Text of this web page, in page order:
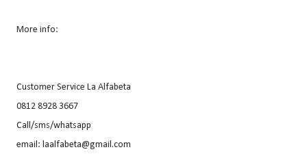
More info:
Customer Service La Alfabeta
0812 8928 3667
Call/sms/whatsapp
email: laalfabeta@gmail.com